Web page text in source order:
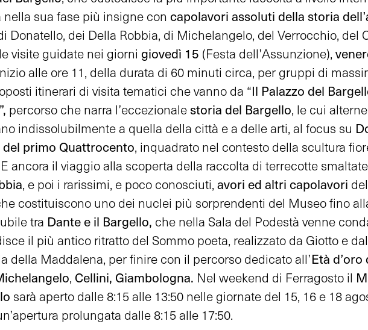
sua fase più insigne con capolavori assoluti della storia
Donatello, dei Della Robbia, di Michelangelo, del Verrocchio, del
visite guidate nei giorni giovedì 15 (Festa dell’Assunzione),
alle ore 11, della durata di 60 minuti circa, per gruppi di
itinerari di visita tematici che vanno da “Il Palazzo del
percorso che narra l’eccezionalestoria del Bargello, le cui
indissolubilmente a quella della città e a delle arti, al focus su
primo Quattrocento, inquadrato nel contesto della scultura
ancora il viaggio alla scoperta della raccolta di terrecotte
, e poi i rarissimi, e poco conosciuti, avoried altri capolavori
costituiscono uno dei nuclei più sorprendenti del Museo fino
tra Dante e il Bargello, che nella Sala del Podestà venne
il più antico ritratto del Sommo poeta, realizzato da Giotto e
della Maddalena, per finire con il percorso dedicato all’Età d’oro
, Cellini, Giambologna. Nel weekend di Ferragosto il
sarà aperto dalle 8:15 alle 13:50 nelle giornate del 15, 16 e 18
prolungata dalle 8:15 alle 17:50.